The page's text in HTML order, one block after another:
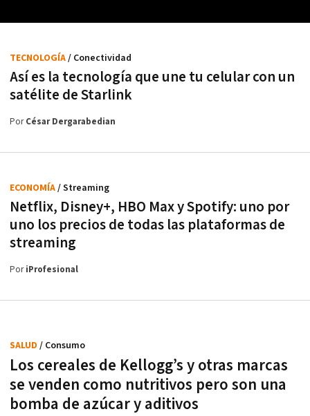
Así es la tecnología que une tu celular con un
satélite de Starlink
TECNOLOGÍA/ Conectividad
PorCésar Dergarabedian
Netflix, Disney+, HBO Max y Spotify: uno por
uno los precios de todas las plataformas de
streaming
ECONOMÍA/ Streaming
PoriProfesional
Los cereales de Kellogg’s y otras marcas
se venden como nutritivos pero son una
bomba de azúcar y aditivos
SALUD / Consumo